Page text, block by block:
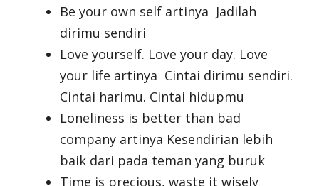
Be your own self artinya Jadilah
dirimu sendiri
Love yourself. Love your day. Love
your life artinya Cintai dirimu sendiri.
Cintai harimu. Cintai hidupmu
Loneliness is better than bad
company artinya Kesendirian lebih
baik dari pada teman yang buruk
Time is precious, waste it wisely